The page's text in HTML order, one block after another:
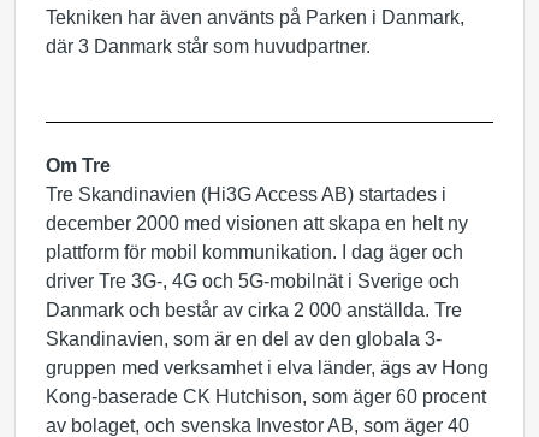
Tekniken har även använts på Parken i Danmark,
där 3 Danmark står som huvudpartner.
Om Tre
Tre Skandinavien (Hi3G Access AB) startades i
december 2000 med visionen att skapa en helt ny
plattform för mobil kommunikation. I dag äger och
driver Tre 3G-, 4G och 5G-mobilnät i Sverige och
Danmark och består av cirka 2 000 anställda. Tre
Skandinavien, som är en del av den globala 3-
gruppen med verksamhet i elva länder, ägs av Hong
Kong-baserade CK Hutchison, som äger 60 procent
av bolaget, och svenska Investor AB, som äger 40